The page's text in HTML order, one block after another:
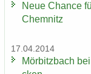
Neue Chan­ce
Chem­nitz
17.04.2014
Mör­bitz­bach